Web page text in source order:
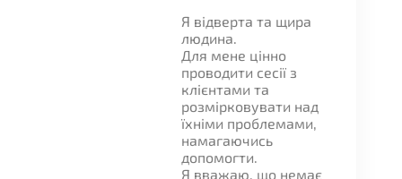
Я відверта та щира
людина.
Для мене цінно
проводити сесії з
клієнтами та
розмірковувати над
їхніми проблемами,
намагаючись
допомогти.
Я вважаю, що немає